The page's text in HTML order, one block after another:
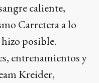
caliente,
Carretera a lo
posible.
entrenamientos y
Kreider,